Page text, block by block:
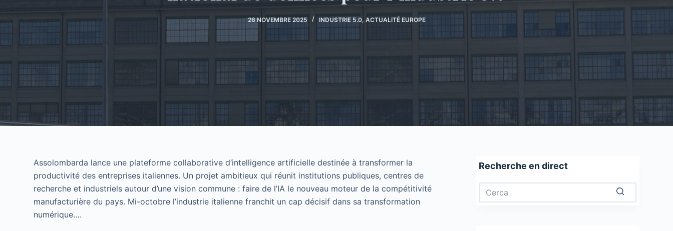
26 NOVEMBRE 2025 INDUSTRIE 5.0, ACTUALITÉ EUROPE
Assolombarda lance une plateforme collaborative d’intelligence artificielle destinée à transformer la
productivité des entreprises italiennes. Un projet ambitieux qui réunit institutions publiques, centres de
recherche et industriels autour d’une vision commune : faire de l’IA le nouveau moteur de la compétitivité
manufacturière du pays. Mi-octobre l’industrie italienne franchit un cap décisif dans sa transformation
numérique….
Recherche en direct